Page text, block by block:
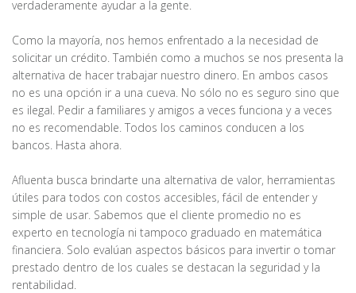
verdaderamente ayudar a la gente.
Como la mayoría, nos hemos enfrentado a la necesidad de
solicitar un crédito. También como a muchos se nos presenta la
alternativa de hacer trabajar nuestro dinero. En ambos casos
no es una opción ir a una cueva. No sólo no es seguro sino que
es ilegal. Pedir a familiares y amigos a veces funciona y a veces
no es recomendable. Todos los caminos conducen a los
bancos. Hasta ahora.
Afluenta busca brindarte una alternativa de valor, herramientas
útiles para todos con costos accesibles, fácil de entender y
simple de usar. Sabemos que el cliente promedio no es
experto en tecnología ni tampoco graduado en matemática
financiera. Solo evalúan aspectos básicos para invertir o tomar
prestado dentro de los cuales se destacan la seguridad y la
rentabilidad.